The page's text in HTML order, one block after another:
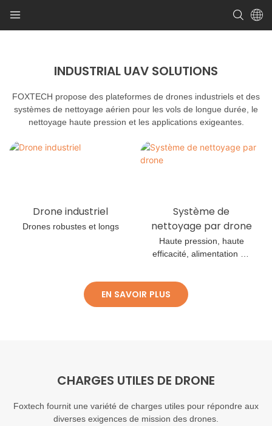
INDUSTRIAL UAV SOLUTIONS
FOXTECH propose des plateformes de drones industriels et des
systèmes de nettoyage aérien pour les vols de longue durée, le
nettoyage haute pression et les applications exigeantes.
Drone industriel
Drones robustes et longs
Système de
nettoyage par drone
Haute pression, haute
efficacité, alimentation en
EN SAVOIR PLUS
CHARGES UTILES DE DRONE
Foxtech fournit une variété de charges utiles pour répondre aux
diverses exigences de mission des drones.